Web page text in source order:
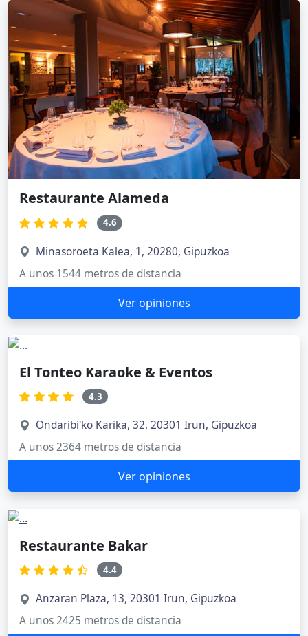
Restaurante Alameda
4.6
Minasoroeta Kalea, 1, 20280, Gipuzkoa
A unos 1544 metros de distancia
Ver opiniones
El Tonteo Karaoke & Eventos
4.3
Ondaribi'ko Karika, 32, 20301 Irun, Gipuzkoa
A unos 2364 metros de distancia
Ver opiniones
Restaurante Bakar
4.4
Anzaran Plaza, 13, 20301 Irun, Gipuzkoa
A unos 2425 metros de distancia